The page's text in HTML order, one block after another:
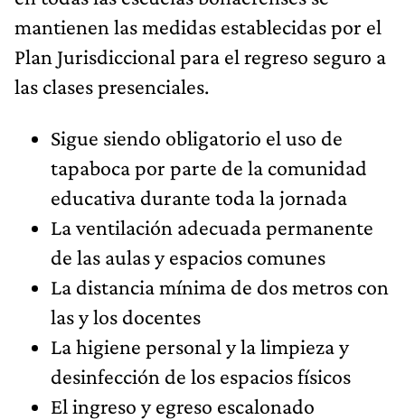
mantienen las medidas establecidas por el
Plan Jurisdiccional para el regreso seguro a
las clases presenciales.
Sigue siendo obligatorio el uso de
tapaboca por parte de la comunidad
educativa durante toda la jornada
La ventilación adecuada permanente
de las aulas y espacios comunes
La distancia mínima de dos metros con
las y los docentes
La higiene personal y la limpieza y
desinfección de los espacios físicos
El ingreso y egreso escalonado